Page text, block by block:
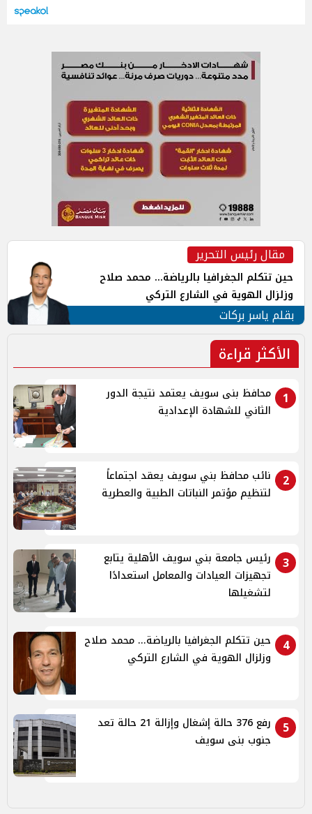
مقال رئيس التحرير
حين تتكلم الجغرافيا بالرياضة... محمد صلاح
وزلزال الهوية في الشارع التركي
بقلم ياسر بركات
الأكثر قراءة
1
محافظ بنى سويف يعتمد نتيجة الدور
الثاني للشهادة الإعدادية
2
نائب محافظ بني سويف يعقد اجتماعاً
لتنظيم مؤتمر النباتات الطبية والعطرية
3
رئيس جامعة بني سويف الأهلية يتابع
تجهيزات العيادات والمعامل استعدادًا
لتشغيلها
4
حين تتكلم الجغرافيا بالرياضة... محمد صلاح
وزلزال الهوية في الشارع التركي
5
رفع 376 حالة إشغال وإزالة 21 حالة تعد
جنوب بنى سويف